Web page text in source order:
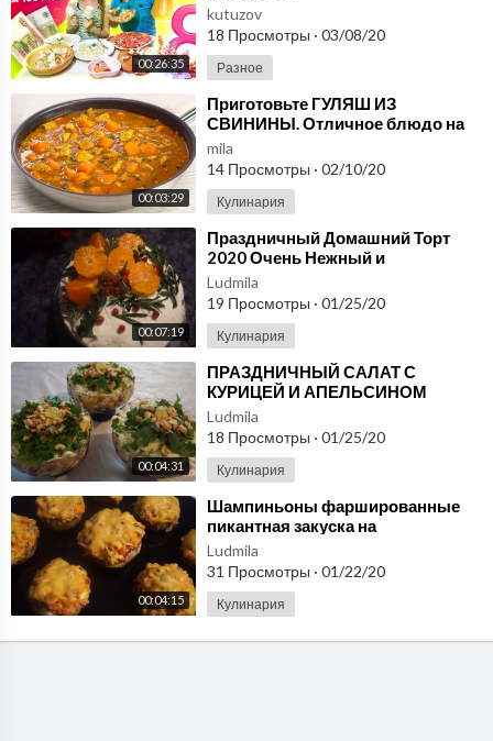
00:26:35
kutuzov
18 Просмотры · 03/08/20
Разное
00:03:29
⁣Приготовьте ГУЛЯШ ИЗ
СВИНИНЫ. Отличное блюдо на
обед или ужин. Простой рецепт от
Всегда Вкусно!
mila
14 Просмотры · 02/10/20
Кулинария
00:07:19
⁣Праздничный Домашний Торт
2020 Очень Нежный и
Пропитанный/ New Year Cake
Recipe
Ludmila
19 Просмотры · 01/25/20
Кулинария
00:04:31
⁣ПРАЗДНИЧНЫЙ САЛАТ С
КУРИЦЕЙ И АПЕЛЬСИНОМ
Ludmila
18 Просмотры · 01/25/20
Кулинария
00:04:15
⁣Шампиньоны фаршированные
пикантная закуска на
праздничный стол
Ludmila
31 Просмотры · 01/22/20
Кулинария